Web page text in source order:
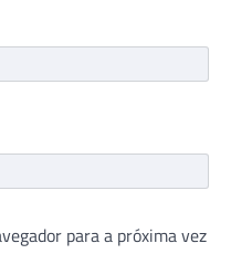
para a próxima vez